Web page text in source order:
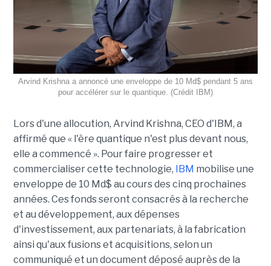
Arvind Krishna a annoncé une enveloppe de 10 Md$ pendant 5 ans
pour accélérer sur le quantique. (Crédit IBM)
Lors d'une allocution, Arvind Krishna, CEO d'IBM, a
affirmé que « l'ère quantique n'est plus devant nous,
elle a commencé ». Pour faire progresser et
commercialiser cette technologie, IBM mobilise une
enveloppe de 10 Md$ au cours des cinq prochaines
années. Ces fonds seront consacrés à la recherche
et au développement, aux dépenses
d'investissement, aux partenariats, à la fabrication
ainsi qu'aux fusions et acquisitions, selon un
communiqué et un document déposé auprès de la